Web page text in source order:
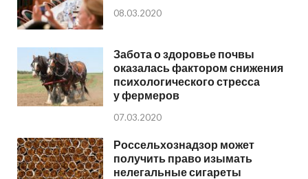
08.03.2020
Забота о здоровье почвы
оказалась фактором снижения
психологического стресса
у фермеров
07.03.2020
Россельхознадзор может
получить право изымать
нелегальные сигареты